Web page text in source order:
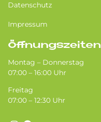
Datenschutz
Impressum
Öffnungszeiten
Montag – Donnerstag
07:00 – 16:00 Uhr
Freitag
07:00 – 12:30 Uhr